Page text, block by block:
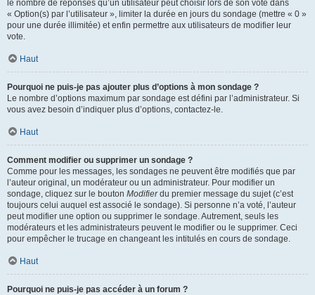
le nombre de réponses qu’un utilisateur peut choisir lors de son vote dans
« Option(s) par l’utilisateur », limiter la durée en jours du sondage (mettre « 0 »
pour une durée illimitée) et enfin permettre aux utilisateurs de modifier leur
vote.
Haut
Pourquoi ne puis-je pas ajouter plus d’options à mon sondage ?
Le nombre d’options maximum par sondage est défini par l’administrateur. Si
vous avez besoin d’indiquer plus d’options, contactez-le.
Haut
Comment modifier ou supprimer un sondage ?
Comme pour les messages, les sondages ne peuvent être modifiés que par
l’auteur original, un modérateur ou un administrateur. Pour modifier un
sondage, cliquez sur le bouton Modifierdu premier message du sujet (c’est
toujours celui auquel est associé le sondage). Si personne n’a voté, l’auteur
peut modifier une option ou supprimer le sondage. Autrement, seuls les
modérateurs et les administrateurs peuvent le modifier ou le supprimer. Ceci
pour empêcher le trucage en changeant les intitulés en cours de sondage.
Haut
Pourquoi ne puis-je pas accéder à un forum ?